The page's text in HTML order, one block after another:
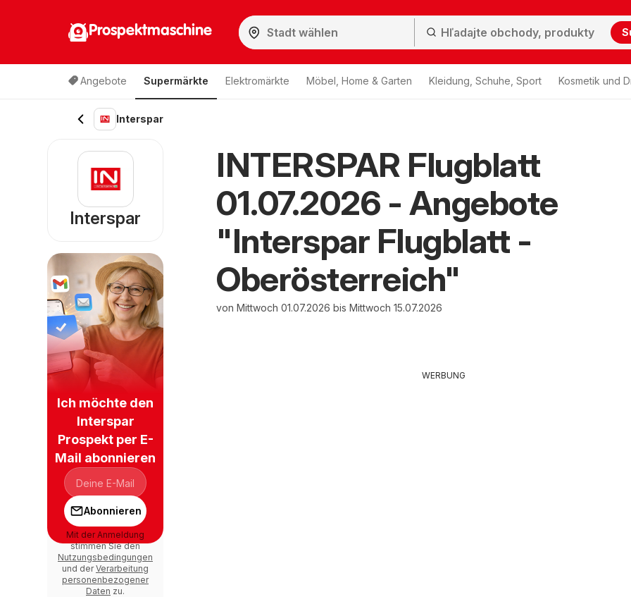
Prospektmaschine
Angebote Supermärkte Elektromärkte Möbel, Home & Garten Kleidung, Schuhe, Sport Kosmetik und
Interspar
INTERSPAR Flugblatt
01.07.2026 - Angebote
"Interspar Flugblatt -
Oberösterreich"
von Mittwoch 01.07.2026 bis Mittwoch 15.07.2026
WERBUNG
Interspar
Ich möchte den
Interspar
Prospekt per E-
Mail abonnieren
Abonnieren
Mit der Anmeldung
stimmen Sie den
Nutzungsbedingungen
und derVerarbeitung
personenbezogener
Daten zu.